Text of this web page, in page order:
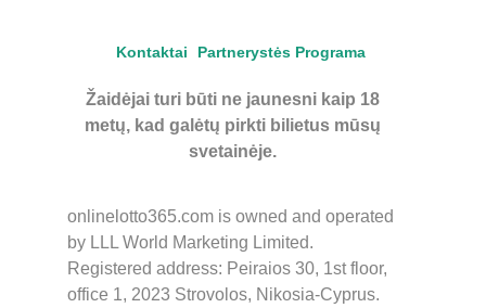
Kontaktai Partnerystės Programa
Žaidėjai turi būti ne jaunesni kaip 18
metų, kad galėtų pirkti bilietus mūsų
svetainėje.
onlinelotto365.com is owned and operated
by LLL World Marketing Limited.
Registered address: Peiraios 30, 1st floor,
office 1, 2023 Strovolos, Nikosia-Cyprus.